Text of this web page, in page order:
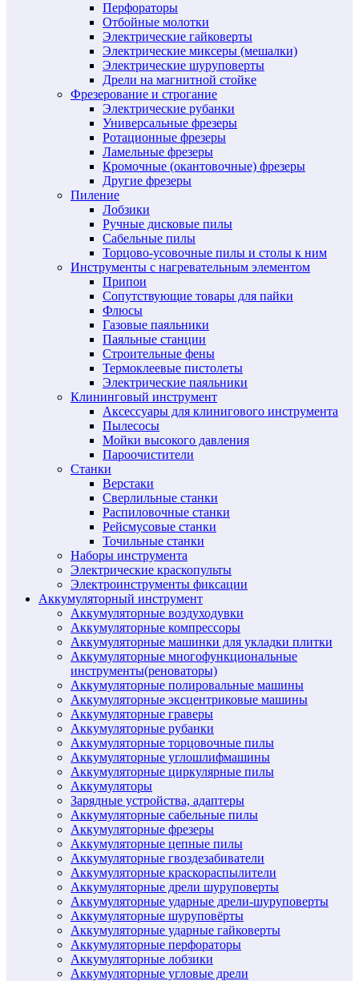
Перфораторы
Отбойные молотки
Электрические гайковерты
Электрические миксеры (мешалки)
Электрические шуруповерты
Дрели на магнитной стойке
Фрезерование и строгание
Электрические рубанки
Универсальные фрезеры
Ротационные фрезеры
Ламельные фрезеры
Кромочные (окантовочные) фрезеры
Другие фрезеры
Пиление
Лобзики
Ручные дисковые пилы
Сабельные пилы
Торцово-усовочные пилы и столы к ним
Инструменты с нагревательным элементом
Припои
Сопутствующие товары для пайки
Флюсы
Газовые паяльники
Паяльные станции
Строительные фены
Термоклеевые пистолеты
Электрические паяльники
Клининговый инструмент
Аксессуары для клинигового инструмента
Пылесосы
Мойки высокого давления
Пароочистители
Станки
Верстаки
Сверлильные станки
Распиловочные станки
Рейсмусовые станки
Точильные станки
Наборы инструмента
Электрические краскопульты
Электроинструменты фиксации
Аккумуляторный инструмент
Аккумуляторные воздуходувки
Аккумуляторные компрессоры
Аккумуляторные машинки для укладки плитки
Аккумуляторные многофункциональные
инструменты(реноваторы)
Аккумуляторные полировальные машины
Аккумуляторные эксцентриковые машины
Аккумуляторные граверы
Аккумуляторные рубанки
Аккумуляторные торцовочные пилы
Аккумуляторные углошлифмашины
Аккумуляторные циркулярные пилы
Аккумуляторы
Зарядные устройства, адаптеры
Аккумуляторные сабельные пилы
Аккумуляторные фрезеры
Аккумуляторные цепные пилы
Аккумуляторные гвоздезабиватели
Аккумуляторные краскораспылители
Аккумуляторные дрели шуруповерты
Аккумуляторные ударные дрели-шуруповерты
Аккумуляторные шуруповёрты
Аккумуляторные ударные гайковерты
Аккумуляторные перфораторы
Аккумуляторные лобзики
Аккумуляторные угловые дрели